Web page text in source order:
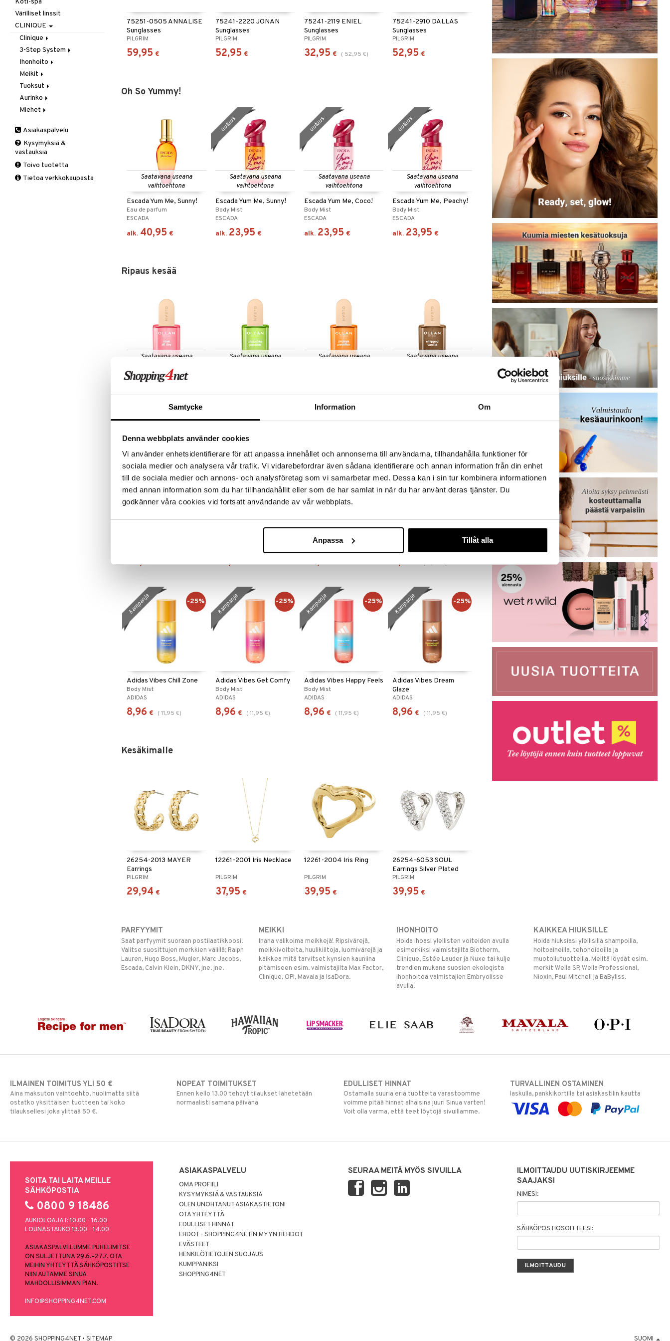
Samtycke Information Om
Denna webbplats använder cookies
Vi använder enhetsidentifierare för att anpassa innehållet och annonserna till användarna, tillhandahålla funktioner för
sociala medier och analysera vår trafik. Vi vidarebefordrar även sådana identifierare och annan information från din enhet
till de sociala medier och annons- och analysföretag som vi samarbetar med. Dessa kan i sin tur kombinera informationen
med annan information som du har tillhandahållit eller som de har samlat in när du har använt deras tjänster. Du
godkänner våra cookies vid fortsatt användande av vår webbplats.
Anpassa Tillåt alla
75251-0505 ANNALISE
Sunglasses
PILGRIM
59,95 €
75241-2220 JONAN
Sunglasses
PILGRIM
52,95 €
75241-2119 ENIEL
Sunglasses
PILGRIM
32,95 € ( 52,95 €)
75241-2910 DALLAS
Sunglasses
PILGRIM
52,95 €
Oh So Yummy!
Saatavana useana
vaihtoehtona
Escada Yum Me, Sunny!
Eau de parfum
ESCADA
alk. 40,95 €
Saatavana useana
vaihtoehtona
Escada Yum Me, Sunny!
Body Mist
ESCADA
alk. 23,95 €
uutuus
Saatavana useana
vaihtoehtona
Escada Yum Me, Coco!
Body Mist
ESCADA
alk. 23,95 €
uutuus
Saatavana useana
vaihtoehtona
Escada Yum Me, Peachy!
Body Mist
ESCADA
alk. 23,95 €
uutuus
Ripaus kesää
Saatavana useana
Clean Rosé All Day
CLEAN
Saatavana useana
CLEAN
Saatavana useana
CLEAN
20,95
Saatavana useana
CLEAN
44,95 €
Eau Vitaminée Pulsation
44,95 €
Eau Vitaminée Énergie
Abricot
44,95 €
Adidas Vibes Spark Up
8,96 € (11,95€)
kampanja -25%
Adidas Vibes Chill Zone
Body Mist
ADIDAS
8,96 € ( 11,95 €)
kampanja -25%
Adidas Vibes Get Comfy
Body Mist
ADIDAS
8,96 € ( 11,95 €)
kampanja -25%
Adidas Vibes Happy Feels
Body Mist
ADIDAS
8,96 € ( 11,95 €)
kampanja -25%
Adidas Vibes Dream
Glaze
Body Mist
ADIDAS
8,96 € ( 11,95 €)
kampanja -25%
Kesäkimalle
26254-2013 MAYER
Earrings
PILGRIM
29,94 €
12261-2001 Iris Necklace
PILGRIM
37,95 €
12261-2004 Iris Ring
PILGRIM
39,95 €
26254-6053 SOUL
Earrings Silver Plated
PILGRIM
39,95 €
PARFYYMIT
Saat parfyymit suoraan postilaatikkoosi!
Valitse suosittujen merkkien välillä; Ralph
Lauren, Hugo Boss, Mugler, Marc Jacobs,
Escada, Calvin Klein, DKNY, jne. jne.
MEIKKI
Ihana valikoima meikkejä! Ripsivärejä,
meikkivoiteita, huulikiiltoja, luomivärejä ja
kaikkea mitä tarvitset kynsien kauniina
pitämiseen esim. valmistajilta Max Factor,
Clinique, OPI, Mavala ja IsaDora.
IHONHOITO
Hoida ihoasi ylellisten voiteiden avulla
esimerkiksi valmistajilta Biotherm,
Clinique, Estée Lauder ja Nuxe tai kulje
trendien mukana suosien ekologista
ihonhoitoa valmistajien Embryolisse
avulla.
KAIKKEA HIUKSILLE
Hoida hiuksiasi ylellisillä shampoilla,
hoitoaineilla, tehohoidoilla ja
muotoilutuotteilla. Meiltä löydät esim.
merkit Wella SP, Wella Professional,
Nioxin, Paul Mitchell ja BaByliss.
Suihkugeelit & saippuat
Vartaloöljyt
Vartalovoiteet
Parranajotuotteet
Parta & Viikset
Puhdistaminen
Seerumit
Silmänympärysvoiteet
Suihkugeelit & saippuat
Vartalovoiteet
Koti-spa
Värilliset linssit
CLINIQUE
Clinique
Top 10
3-Step System
Vaihe 1: Puhdistus
Vaihe 2: Kirkastus
Vaihe 3: Kosteutus
Ihonhoito
Käsien- ja Vartalonhoito
Kosteudenhoito
Kuorinta ja naamiot
Puhdistus
Silmien/Huulten Hoito
Meikit
Huulikiilto
Huulipuna
Huultenrajausväri
Luomiväri
Meikkisiveltmit
Peitevoide
Pohjustusvoide
Tuoksut
Aromatics Elixir
Calyx
Clinique Happy For Men
Aurinko
Aurinkosuoja
Miehet
Ironhoito
Kirkastus
Parranajo &
Ihonpuhdistus
Asiakaspalvelu
Kysymyksiä &
vastauksia
Toivo tuotetta
Tietoa verkkokaupasta
ILMAINEN TOIMITUS YLI 50 €
Aina maksuton vaihtoehto, huolimatta siitä
ostatko yksittäisen tuotteen tai koko
tilauksellesi joka ylittää 50 €.
NOPEAT TOIMITUKSET
Ennen kello 13.00 tehdyt tilaukset lähetetään
normaalisti samana päivänä
EDULLISET HINNAT
Ostamalla suuria eriä tuotteita varastoomme
voimme pitää hinnat alhaisina juuri Sinua varten!
Voit olla varma, että teet löytöjä sivuillamme.
TURVALLINEN OSTAMINEN
laskulla, pankkikortilla tai asiakastilin kautta
SOITA TAI LAITA MEILLE
SÄHKÖPOSTIA
0800 9 18486
AUKIOLOAJAT: 10.00 - 16.00
LOUNASTAUKO 13.00 - 14.00
ASIAKASPALVELUMME PUHELIMITSE
ON SULJETTUNA 29.6.–27.7. OTA
MEIHIN YHTEYTTÄ SÄHKÖPOSTITSE
NIIN AUTAMME SINUA
MAHDOLLISIMMAN PIAN.
INFO@SHOPPING4NET.COM
ASIAKASPALVELU
OMA PROFIILI
KYSYMYKSIÄ & VASTAUKSIA
OLEN UNOHTANUT ASIAKASTIETONI
OTA YHTEYTTÄ
EDULLISET HINNAT
EHDOT - SHOPPING4NETIN MYYNTIEHDOT
EVÄSTEET
HENKILÖTIETOJEN SUOJAUS
KUMPPANIKSI
SHOPPING4NET
SEURAA MEITÄ MYÖS SIVUILLA
ILMOITTAUDU UUTISKIRJEEMME
SAAJAKSI
NIMESI:
SÄHKÖPOSTIOSOITTEESI:
© 2026 SHOPPING4NET • SITEMAP SUOMI